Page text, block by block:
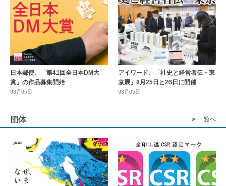
日本郵便、「第41回全日本DM大
賞」の作品募集開始
08月06日
アイワード、「社史と経営者伝・東
京展」8月25日と26日に開催
08月05日
団体 一覧へ